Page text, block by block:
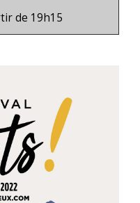
de 19h15